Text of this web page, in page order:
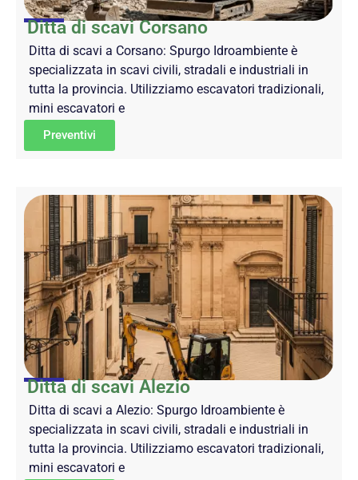
Ditta di scavi Corsano
Ditta di scavi a Corsano: Spurgo Idroambiente è
specializzata in scavi civili, stradali e industriali in
tutta la provincia. Utilizziamo escavatori tradizionali,
mini escavatori e
Preventivi
Ditta di scavi Alezio
Ditta di scavi a Alezio: Spurgo Idroambiente è
specializzata in scavi civili, stradali e industriali in
tutta la provincia. Utilizziamo escavatori tradizionali,
mini escavatori e